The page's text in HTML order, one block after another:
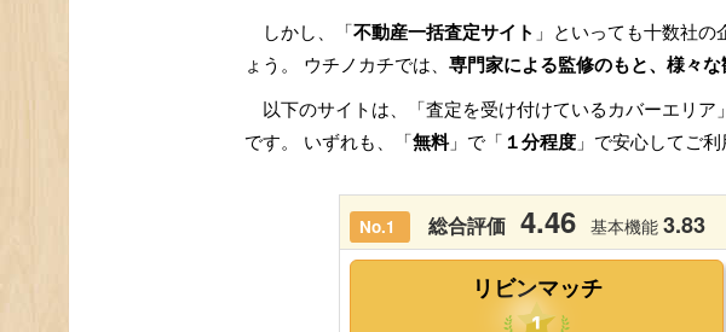
しかし、「不動産一括査定サイト 」といっても十数社
ょう。 ウチノカチでは、 専門家による監修のもと、様々
以下のサイトは、「査定を受け付けているカバーエリ
です。 いずれも、「無料」で「 １分程度 」で安心してご利